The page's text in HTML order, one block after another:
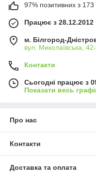
97% позитивних з 173
Працює з 28.12.2012
м. Білгород-
вул. Миколаївська,
Контакти
Сьогодні працює з
Показати весь
Про нас
Контакти
Доставка та оплата